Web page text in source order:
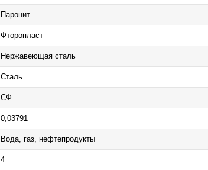
Паронит
Фторопласт
Нержавеющая сталь
Сталь
СФ
0,03791
Вода, газ, нефтепродукты
4